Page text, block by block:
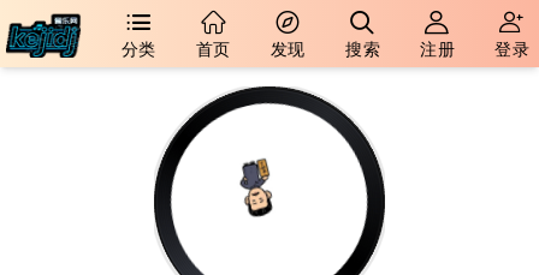
分类 首页 发现 搜索 注册 登录